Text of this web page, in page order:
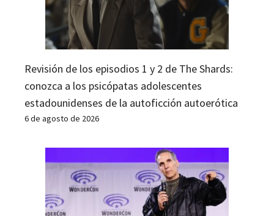
Revisión de los episodios 1 y 2 de The Shards:
conozca a los psicópatas adolescentes
estadounidenses de la autoficción autoerótica
6 de agosto de 2026